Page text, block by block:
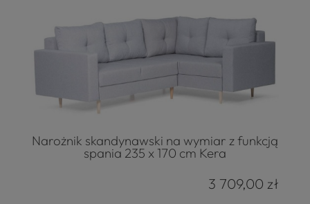
Narożnik skandynawski na wymiar z funkcją
spania 235 x 170 cm Kera
3 709,00 zł